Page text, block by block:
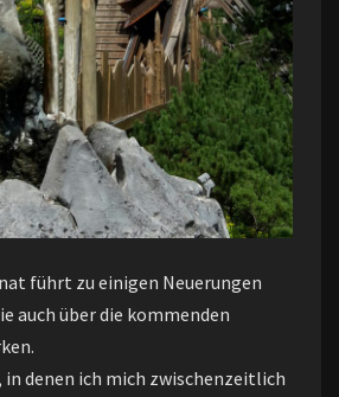
führt zu einigen Neuerungen
auch über die kommenden
in denen ich mich zwischenzeitlich